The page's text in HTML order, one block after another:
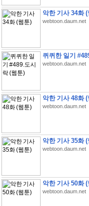
악한 기사 34화 (
webtoon.daum.net
퀴퀴한 일기
webtoon.daum.net
악한 기사 48화 (
webtoon.daum.net
악한 기사 35화 (
webtoon.daum.net
악한 기사 50화 (
webtoon.daum.net